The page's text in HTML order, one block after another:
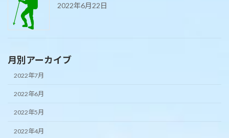
2022年6月22日
月別アーカイブ
2022年7月
2022年6月
2022年5月
2022年4月